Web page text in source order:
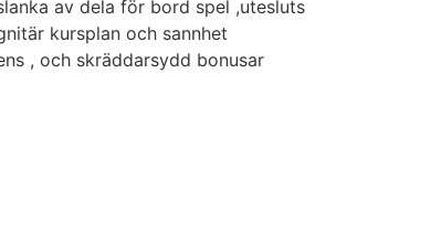
av dela för bord spel ,utesluts
kursplan och sannhet
, och skräddarsydd bonusar